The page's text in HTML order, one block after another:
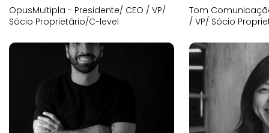
OpusMultipla - Presidente/ CEO / VP/
Sócio Proprietário/C-level
Tom
/ VP/ Sócio